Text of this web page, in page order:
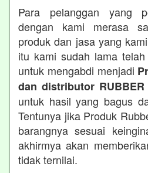
Para pelanggan yang
dengan kami merasa
produk dan jasa yang
itu kami sudah lama
untuk mengabdi menjadi
dan distributor RUBBER
untuk hasil yang bagus
Tentunya jika Produk
barangnya sesuai
akhirmya akan
tidak ternilai.